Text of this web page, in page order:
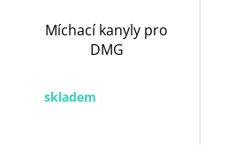
Míchací kanyly pro
DMG
skladem